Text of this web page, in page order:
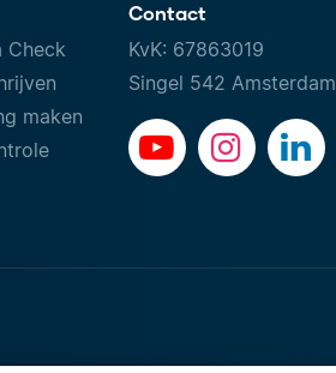
Check
maken
Contact
KvK: 67863019
Singel 542 Amsterdam